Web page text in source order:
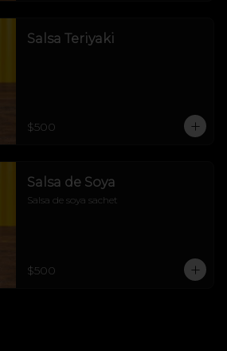
Salsa Teriyaki
$500
Salsa de Soya
Salsa de soya sachet
$500